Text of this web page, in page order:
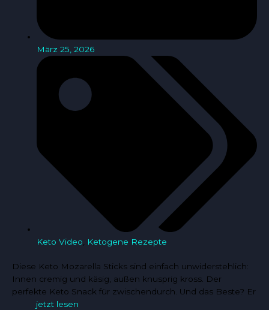
März 25, 2026
Keto Video Ketogene Rezepte
Diese Keto Mozarella Sticks sind einfach unwiderstehlich:
Innen cremig und käsig, außen knusprig kross. Der
perfekte Keto Snack für zwischendurch. Und das Beste? Er
jetzt lesen